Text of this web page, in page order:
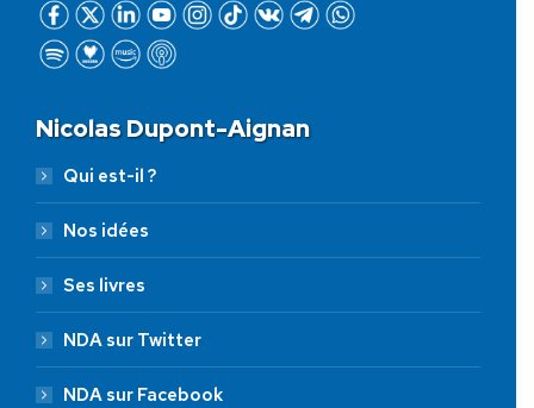
Nicolas Dupont-Aignan
Qui est-il ?
Nos idées
Ses livres
NDA sur Twitter
NDA sur Facebook